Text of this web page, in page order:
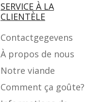
SERVICE À LA
CLIENTÈLE
Contactgegevens
À propos de nous
Notre viande
Comment ça goûte?